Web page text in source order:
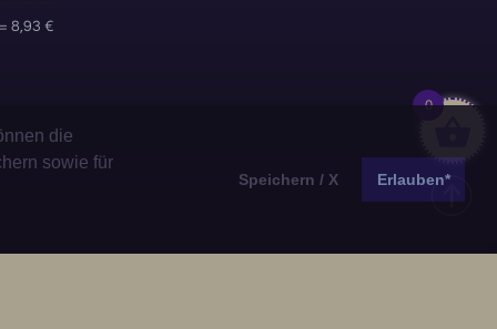
8,93 €
0
die
sowie für
Speichern / X Erlauben*